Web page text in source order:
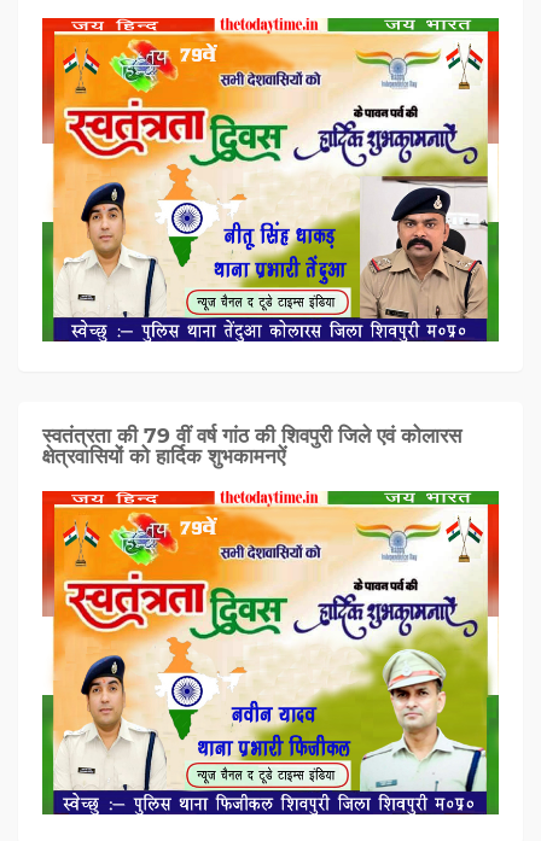
स्वतंत्रता की 79 वीं वर्ष गांठ की शिवपुरी जिले एवं कोलारस
क्षेत्रवासियों को हार्दिक शुभकामनऐं